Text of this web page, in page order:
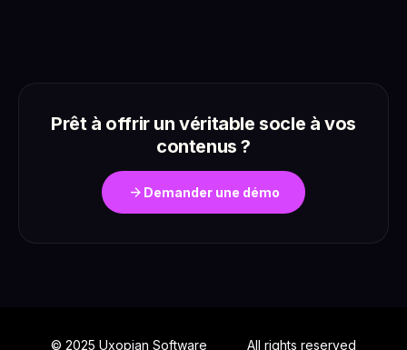
Prêt à offrir un véritable socle à vos
contenus ?
arrow_forward Demander une démo
© 2025 Uxopian Software All rights reserved